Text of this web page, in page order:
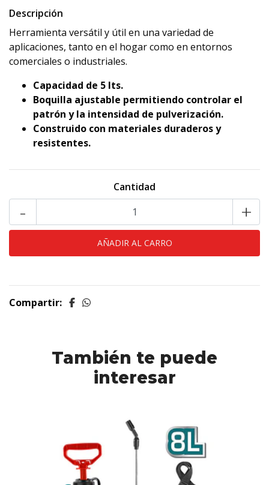
Descripción
Herramienta versátil y útil en una variedad de
aplicaciones, tanto en el hogar como en entornos
comerciales o industriales.
Capacidad de 5 lts.
Boquilla ajustable permitiendo controlar el
patrón y la intensidad de pulverización.
Construido con materiales duraderos y
resistentes.
Cantidad
- +
Compartir:
También te puede
interesar